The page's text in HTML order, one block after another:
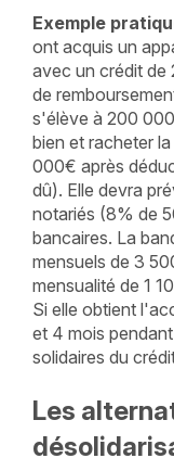
Exemple
ont acquis un
avec un crédit de
de
s'élève à 200
bien et racheter
000€ après
dû). Elle devra
notariés (8% de
bancaires. La
mensuels de 3
mensualité de 1
Si elle obtient
et 4 mois
solidaires du
Les